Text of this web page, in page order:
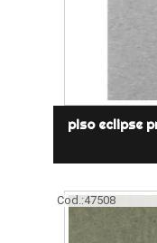
piso eclipse
Cod.:47508